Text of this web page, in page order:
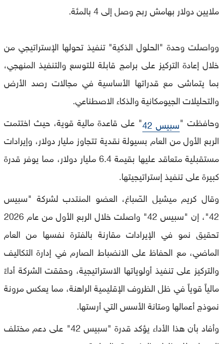
ملايين دولار بهامش ربح وصل إلى 4 بالمئة.
وواصلت وحدة "الحلول الذكية" تنفيذ تحولها الإستراتيجي من
خلال إعادة التركيز على برامج قابلة للتوسع والتنفيذ المنهجي،
بما يتماشى مع قدراتها الأساسية في مجالات رصد الأرض
والتحليلات الجيومكانية والذكاء الاصطناعي.
وحافظت "سبيس 42
" على قاعدة مالية قوية، حيث اختتمت
الربع الأول من العام بسيولة نقدية تتجاوز مليار دولار، وإيرادات
مستقبلية متعاقد عليها بقيمة 6.4 مليار دولار، مما يوفر قدرة
كبيرة على تنفيذ إستراتيجيتها.
وقال كريم ميشيل الصّباغ، العضو المنتدب لشركة "سبيس
42"، إن "سبيس 42" واصلت خلال الربع الأول من عام 2026
تحقيق نمو في الإيرادات مقارنة بالفترة نفسها من العام
الماضي، مع الحفاظ على الانضباط الصارم في إدارة التكاليف
والتركيز على تنفيذ أولوياتها الاستراتيجية، وحققت الشركة أداءً
مالياً قوياً في ظل الظروف الإقليمية الراهنة، مما يعكس مرونة
نموذج أعمالها ومتانة الأسس التي أرستها.
وأفاد بأن هذا الأداء يؤكد قدرة "سبيس 42" على دعم مختلف